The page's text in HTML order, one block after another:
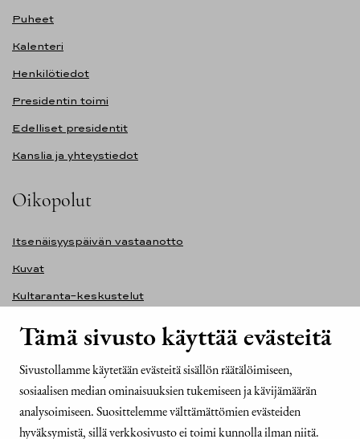
Tämä sivusto käyttää evästeitä
Sivustollamme käytetään evästeitä sisällön räätälöimiseen,
sosiaalisen median ominaisuuksien tukemiseen ja kävijämäärän
analysoimiseen. Suosittelemme välttämättömien evästeiden
hyväksymistä, sillä verkkosivusto ei toimi kunnolla ilman niitä.
Puheet
Kalenteri
Henkilötiedot
Presidentin toimi
Edelliset presidentit
Kanslia ja yhteystiedot
Oikopolut
Itsenäisyyspäivän vastaanotto
Kuvat
Kultaranta-keskustelut
Presidentti.fi-sivuston saavutettavuusseloste
Yhteystiedot